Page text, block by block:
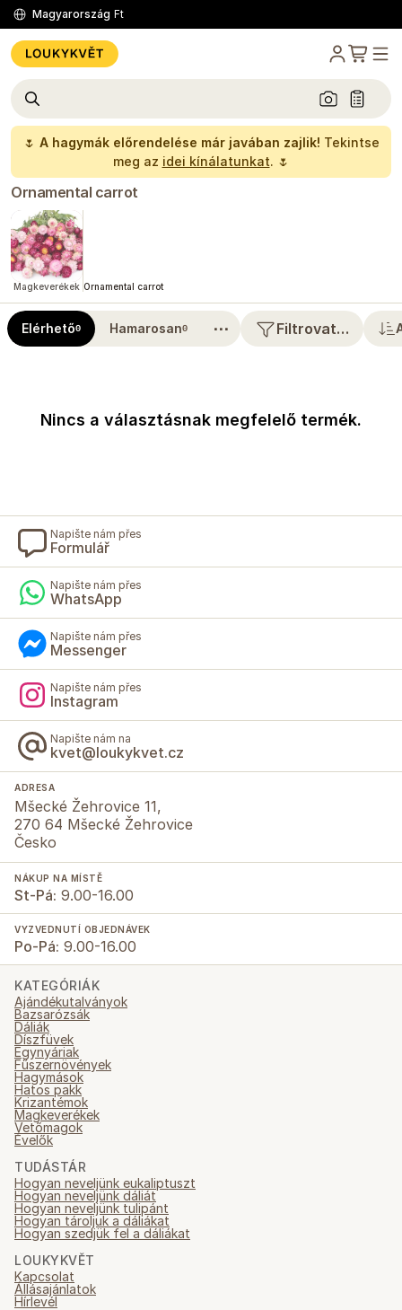
Magyarország Ft
🌷 A hagymák előrendelése már javában zajlik! Tekintse
meg az idei kínálatunkat. 🌷
Ornamental carrot
Magkeverékek Ornamental carrot
Elérhető0 Hamarosan0 ⋯ Filtrovat…
Nincs a választásnak megfelelő termék.
Napište nám přes
Formulář
Napište nám přes
WhatsApp
Napište nám přes
Messenger
Napište nám přes
Instagram
Napište nám na
kvet@loukykvet.cz
ADRESA
Mšecké Žehrovice 11,
270 64 Mšecké Žehrovice
Česko
NÁKUP NA MÍSTĚ
St-Pá: 9.00-16.00
VYZVEDNUTÍ OBJEDNÁVEK
Po-Pá: 9.00-16.00
KATEGÓRIÁK
Ajándékutalványok
Bazsarózsák
Dáliák
Díszfüvek
Egynyáriak
Fűszernövények
Hagymások
Hatos pakk
Krizantémok
Magkeverékek
Vetőmagok
Évelők
TUDÁSTÁR
Hogyan neveljünk eukaliptuszt
Hogyan neveljünk dáliát
Hogyan neveljünk tulipánt
Hogyan tároljuk a dáliákat
Hogyan szedjük fel a dáliákat
LOUKYKVĚT
Kapcsolat
Állásajánlatok
Hírlevél